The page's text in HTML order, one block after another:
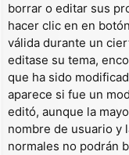
borrar o editar sus
hacer clic en en botón
válida durante un
editase su tema,
que ha sido
aparece si fue un
editó, aunque la
nombre de usuario y
normales no podrán